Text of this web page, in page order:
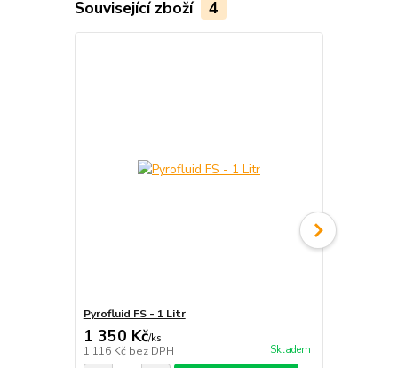
Související zboží 4
Pyrofluid FS - 1 Litr
1 350 Kč/ks
1 116 Kč bez DPH Skladem